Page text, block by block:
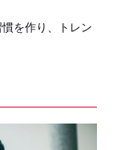
を作り、トレン